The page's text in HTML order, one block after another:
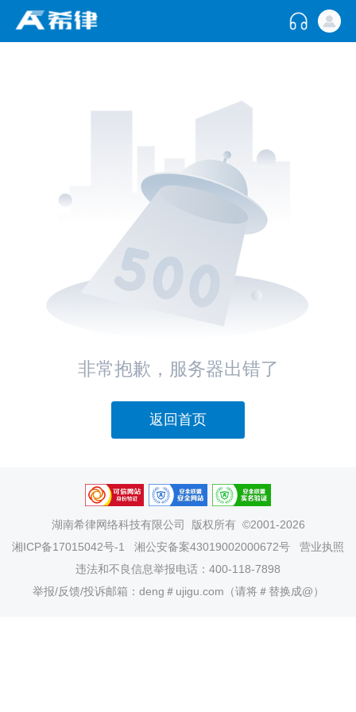
非常抱歉，服务器出错了
返回首页
湖南希律网络科技有限公司
版权所有 ©2001-2026
湘ICP备17015042号-1
湘公安备案43019002000672号
营业执照
违法和不良信息举报电话：400-118-7898
举报/反馈/投诉邮箱：deng＃ujigu.com（请将＃替换成@）